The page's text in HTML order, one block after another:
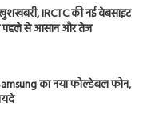
IRCTC की नई वेबसाइट
पहले से आसान और तेज
का नया फोल्डेबल फोन,